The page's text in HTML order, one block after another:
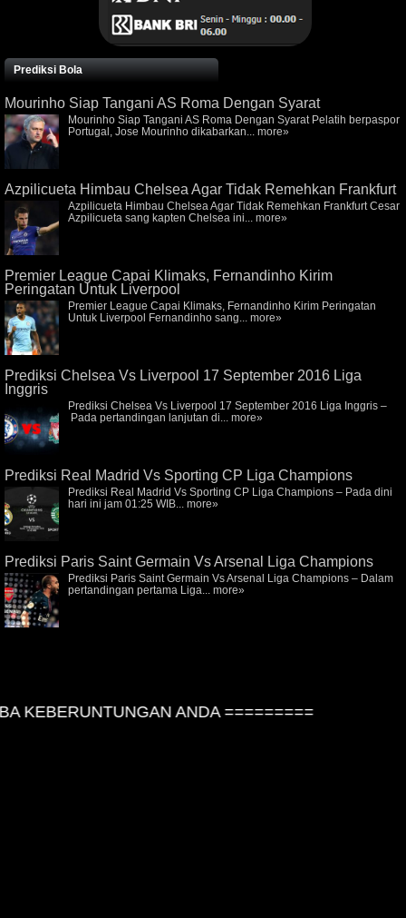
Prediksi Bola
Mourinho Siap Tangani AS Roma Dengan Syarat
Mourinho Siap Tangani AS Roma Dengan Syarat Pelatih berpaspor
Portugal, Jose Mourinho dikabarkan... more»
Azpilicueta Himbau Chelsea Agar Tidak Remehkan Frankfurt
Azpilicueta Himbau Chelsea Agar Tidak Remehkan Frankfurt Cesar
Azpilicueta sang kapten Chelsea ini... more»
Premier League Capai Klimaks, Fernandinho Kirim
Peringatan Untuk Liverpool
Premier League Capai Klimaks, Fernandinho Kirim Peringatan
Untuk Liverpool Fernandinho sang... more»
Prediksi Chelsea Vs Liverpool 17 September 2016 Liga
Inggris
Prediksi Chelsea Vs Liverpool 17 September 2016 Liga Inggris –
Pada pertandingan lanjutan di... more»
Prediksi Real Madrid Vs Sporting CP Liga Champions
Prediksi Real Madrid Vs Sporting CP Liga Champions – Pada dini
hari ini jam 01:25 WIB... more»
Prediksi Paris Saint Germain Vs Arsenal Liga Champions
Prediksi Paris Saint Germain Vs Arsenal Liga Champions – Dalam
pertandingan pertama Liga... more»
ANDA =========